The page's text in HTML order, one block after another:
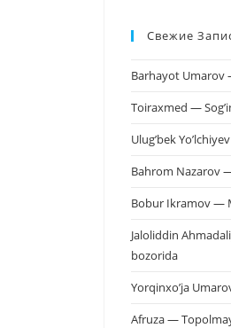
Свежие
Barhayot Umarov
Toiraxmed —
Ulug’bek
Bahrom Nazarov
Bobur Ikramov —
Jaloliddin
bozorida
Yorqinxo’ja
Afruza —